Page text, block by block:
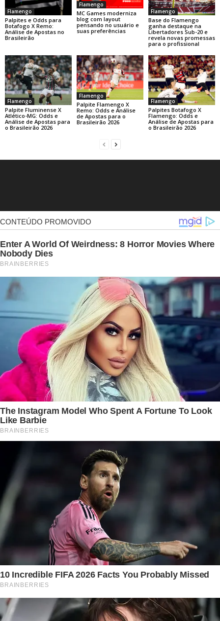
Flamengo
Palpites e Odds para
Botafogo X Remo:
Análise de Apostas no
Brasileirão
Flamengo
MC Games moderniza
blog com layout
pensando no usuário e
suas preferências
Flamengo
Base do Flamengo
ganha destaque na
Libertadores Sub-20 e
revela novas promessas
para o profissional
Flamengo
Palpite Fluminense X
Atlético-MG: Odds e
Análise de Apostas para
o Brasileirão 2026
Flamengo
Palpite Flamengo X
Remo: Odds e Análise
de Apostas para o
Brasileirão 2026
Flamengo
Palpites Botafogo X
Flamengo: Odds e
Análise de Apostas para
o Brasileirão 2026